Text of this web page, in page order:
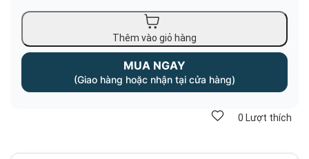
Thêm vào giỏ hàng
MUA NGAY
(Giao hàng hoặc nhận tại cửa hàng)
0 Lượt thích